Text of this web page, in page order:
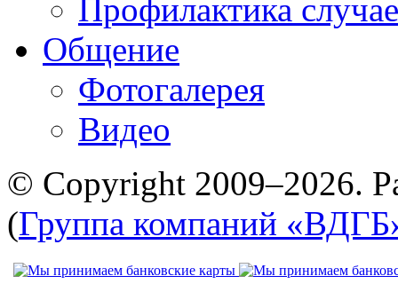
Профилактика
Общение
Фотогалерея
Видео
© Copyright 2009–2026.
(Группа компаний